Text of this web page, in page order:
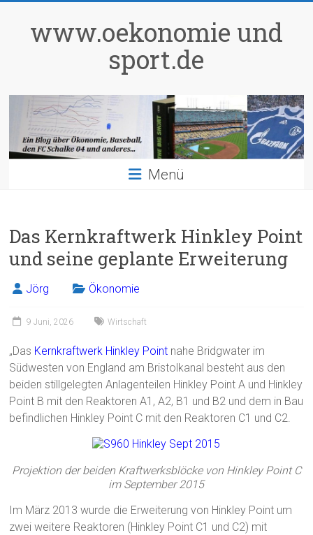
springenwww.oekonomie und
sport.de
Menü
Das Kernkraftwerk Hinkley Point
und seine geplante Erweiterung
Jörg Ökonomie
9 Juni, 2026 Wirtschaft
„Das Kernkraftwerk Hinkley Point nahe Bridgwater im
Südwesten von England am Bristolkanal besteht aus den
beiden stillgelegten Anlagenteilen Hinkley Point A und Hinkley
Point B mit den Reaktoren A1, A2, B1 und B2 und dem in Bau
befindlichen Hinkley Point C mit den Reaktoren C1 und C2.
Projektion der beiden Kraftwerksblöcke von Hinkley Point C
im September 2015
Im März 2013 wurde die Erweiterung von Hinkley Point um
zwei weitere Reaktoren (Hinkley Point C1 und C2) mit